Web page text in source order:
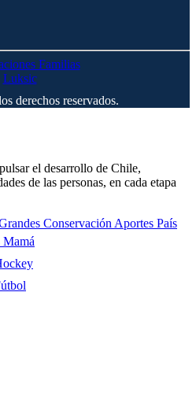
derechos reservados.
el desarrollo de Chile,
de las personas, en cada etapa
Conservación Aportes País
Mamá